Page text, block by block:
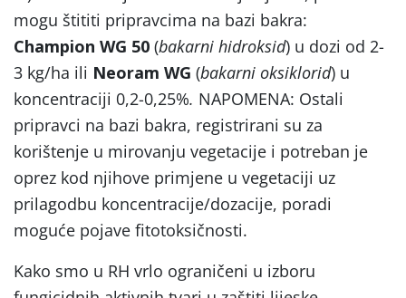
mogu štititi pripravcima na bazi bakra:
Champion WG 50 (bakarni hidroksid) u dozi od 2-
3 kg/ha ili Neoram WG (bakarni oksiklorid) u
koncentraciji 0,2-0,25%. NAPOMENA: Ostali
pripravci na bazi bakra, registrirani su za
korištenje u mirovanju vegetacije i potreban je
oprez kod njihove primjene u vegetaciji uz
prilagodbu koncentracije/dozacije, poradi
moguće pojave fitotoksičnosti.
Kako smo u RH vrlo ograničeni u izboru